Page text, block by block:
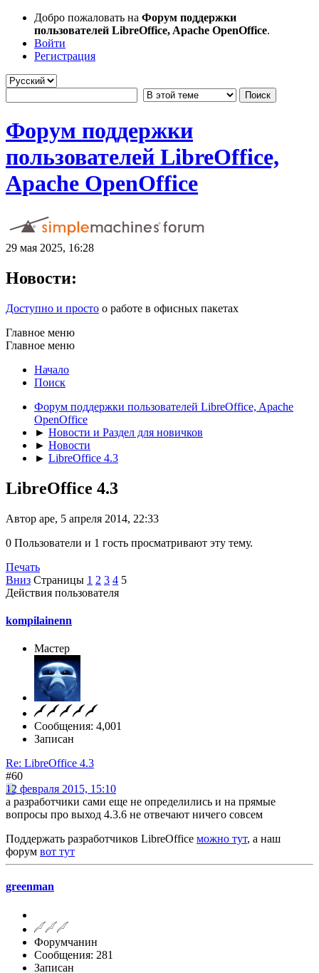
Добро пожаловать на Форум поддержки
пользователей LibreOffice, Apache OpenOffice.
Войти
Регистрация
Форум поддержки
пользователей LibreOffice,
Apache OpenOffice
29 мая 2025, 16:28
Новости:
Доступно и просто о работе в офисных пакетах
Главное меню
Главное меню
Начало
Поиск
Форум поддержки пользователей LibreOffice, Apache
OpenOffice
► Новости и Раздел для новичков
► Новости
► LibreOffice 4.3
LibreOffice 4.3
Автор ape, 5 апреля 2014, 22:33
0 Пользователи и 1 гость просматривают эту тему.
Печать
Вниз Страницы 1 2 3 4 5
Действия пользователя
kompilainenn
Мастер
Сообщения: 4,001
Записан
Re: LibreOffice 4.3
#60
12 февраля 2015, 15:10
а разработчики сами еще не определились и на прямые
вопросы про выход 4.3.6 не отвечают ничего совсем
Поддержать разработчиков LibreOffice можно тут, а наш
форум вот тут
greenman
Форумчанин
Сообщения: 281
Записан